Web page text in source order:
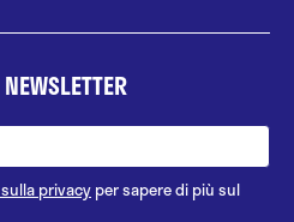
privacy per sapere di più sul